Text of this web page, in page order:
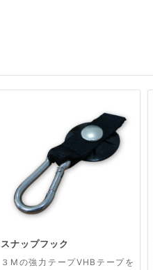
スナップフック
３Mの強力テープVHBテープを